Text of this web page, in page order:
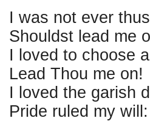
I was not ever
Shouldst lead me
I loved to choose
Lead Thou me on!
I loved the garish
Pride ruled my